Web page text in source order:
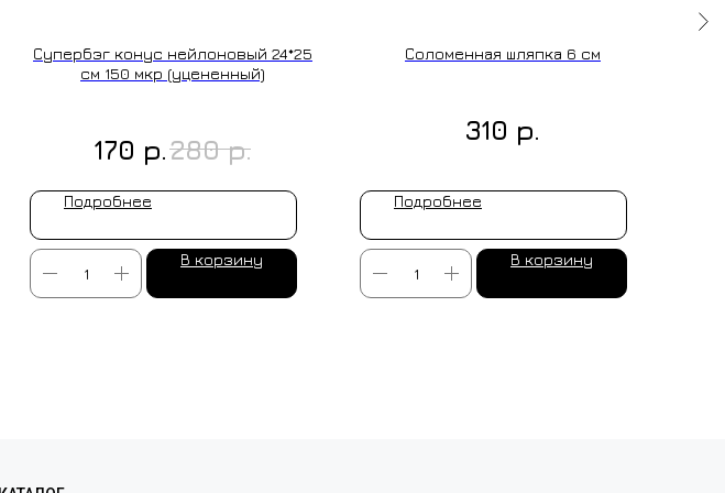
Супербэг конус нейлоновый 24*25
см 150 мкр (уцененный)
170 р.280 р.
Подробнее
В корзину
Соломенная шляпка 6 см
310 р.
Подробнее
В корзину